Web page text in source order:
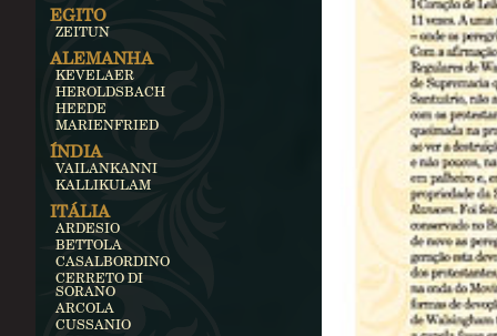
EGITO
ZEITUN
ALEMANHA
KEVELAER
HEROLDSBACH
HEEDE
MARIENFRIED
ÍNDIA
VAILANKANNI
KALLIKULAM
ITÁLIA
ARDESIO
BETTOLA
CASALBORDINO
CERRETO DI
SORANO
ARCOLA
CUSSANIO